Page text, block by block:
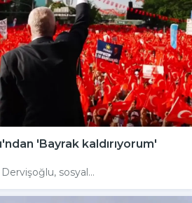
'Bayrak kaldırıyorum'
sosyal...